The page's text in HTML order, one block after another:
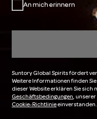
An mich erinnern
Suntory Global Spirits fördert
Weitere Informationen finden
dieser Website erklären Sie sich
Geschäftsbedingungen, unserer
Cookie-Richtlinieeinverstanden.